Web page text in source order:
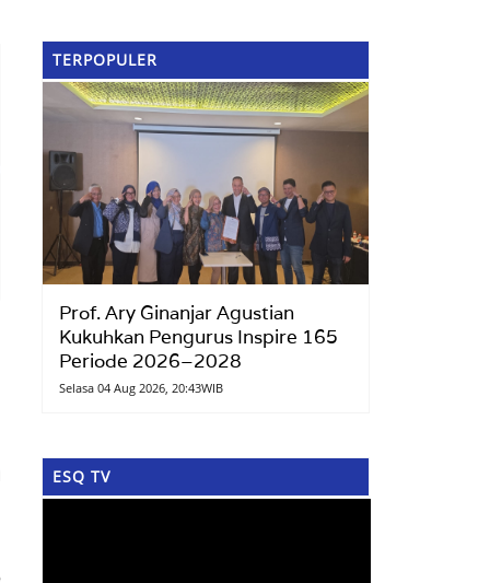
TERPOPULER
Prof. Ary Ginanjar Agustian
Kukuhkan Pengurus Inspire 165
Periode 2026–2028
Selasa 04 Aug 2026, 20:43WIB
ESQ TV